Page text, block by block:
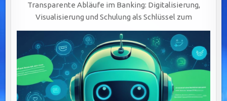
Transparente Abläufe im Banking: Digitalisierung,
Visualisierung und Schulung als Schlüssel zum